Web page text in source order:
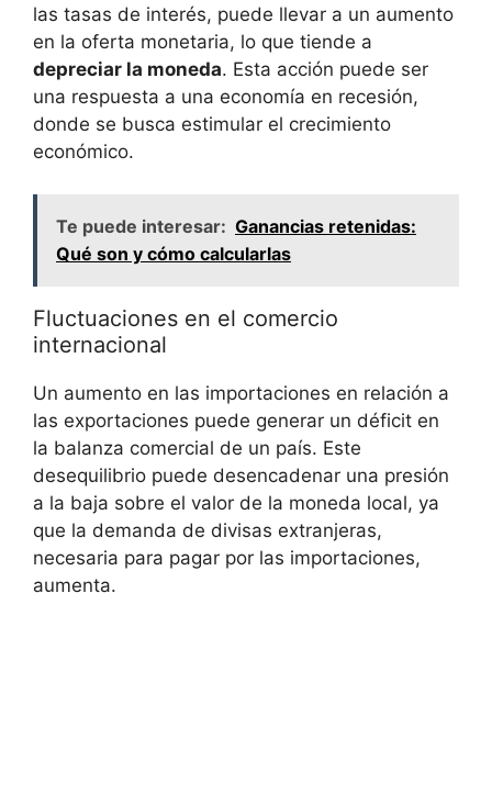
las tasas‌ de interés, puede llevar a un⁢ aumento
en la oferta monetaria, lo que tiende a
depreciar la moneda. ⁤Esta acción puede ‍ser
una⁣ respuesta a una ​economía ⁤en recesión,
donde se busca estimular ⁢el crecimiento
económico.
Te puede interesar: Ganancias retenidas:
Qué son y cómo calcularlas
Fluctuaciones en el ​comercio
internacional
Un aumento en las⁣ importaciones en relación a
las exportaciones puede generar⁣ un déficit en
la balanza comercial de un ‌país. Este
desequilibrio puede desencadenar una presión
a la ‍baja sobre ⁣el valor de la moneda local, ya
que⁤ la demanda de⁣ divisas⁣ extranjeras,
necesaria para pagar por las importaciones,
aumenta.